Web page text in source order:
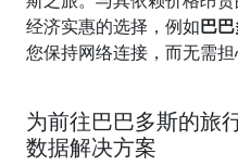
经济实惠的选择，例如巴
您保持网络连接，而无需担
为前往巴巴多斯的旅
数据解决方案